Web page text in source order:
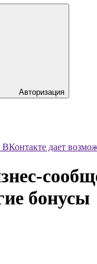
Авторизация
ВКонтакте дает
бонусы